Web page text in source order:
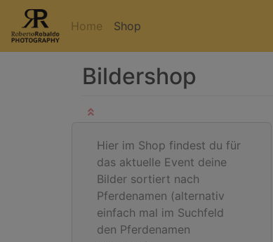
Home Shop
Bildershop
Hier im Shop findest du für
das aktuelle Event deine
Bilder sortiert nach
Pferdenamen (alternativ
einfach mal im Suchfeld
den Pferdenamen